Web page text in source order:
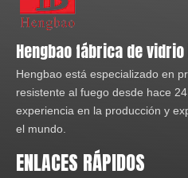
Hengbao fábrica de vidrio
Hengbao está especializado en
resistente al fuego desde hace
experiencia en la producción y
el mundo.
ENLACES RÁPIDOS